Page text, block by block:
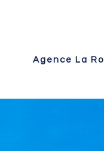
Agence La